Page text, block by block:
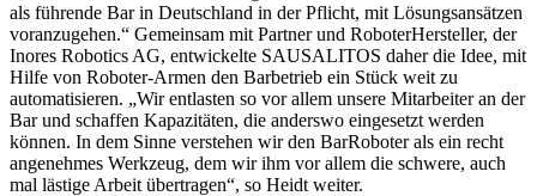
als führende Bar in Deutschland in der Pflicht, mit Lösungsansätzen
voranzugehen.“ Gemeinsam mit Partner und RoboterHersteller, der
Inores Robotics AG, entwickelte SAUSALITOS daher die Idee, mit
Hilfe von Roboter-Armen den Barbetrieb ein Stück weit zu
automatisieren. „Wir entlasten so vor allem unsere Mitarbeiter an der
Bar und schaffen Kapazitäten, die anderswo eingesetzt werden
können. In dem Sinne verstehen wir den BarRoboter als ein recht
angenehmes Werkzeug, dem wir ihm vor allem die schwere, auch
mal lästige Arbeit übertragen“, so Heidt weiter.